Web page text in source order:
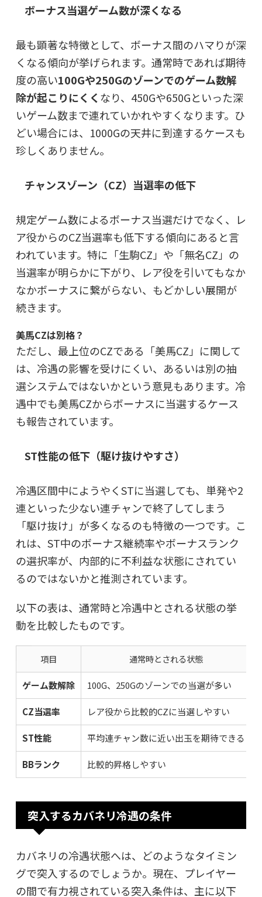
ボーナス当選ゲーム数が深くなる
最も顕著な特徴として、ボーナス間のハマりが深
くなる傾向が挙げられます。通常時であれば期待
度の高い100Gや250Gのゾーンでのゲーム数解
除が起こりにくく なり、450Gや650Gといった深
いゲーム数まで連れていかれやすくなります。ひ
どい場合には、1000Gの天井に到達するケースも
珍しくありません。
チャンスゾーン（CZ）当選率の低下
規定ゲーム数によるボーナス当選だけでなく、レ
ア役からのCZ当選率も低下する傾向にあると言
われています。特に「生駒CZ」や「無名CZ」の
当選率が明らかに下がり、レア役を引いてもなか
なかボーナスに繋がらない、もどかしい展開が
続きます。
美馬CZは別格？
ただし、最上位のCZである「美馬CZ」に関して
は、冷遇の影響を受けにくい、あるいは別の抽
選システムではないかという意見もあります。冷
遇中でも美馬CZからボーナスに当選するケース
も報告されています。
ST性能の低下（駆け抜けやすさ）
冷遇区間中にようやくSTに当選しても、 単発や2
連といった少ない連チャンで終了してしまう
「駆け抜け」が多くなるのも特徴の一つです。こ
れは、ST中のボーナス継続率やボーナスランク
の選択率が、内部的に不利益な状態にされてい
るのではないかと推測されています。
以下の表は、通常時と冷遇中とされる状態の挙
動を比較したものです。
項目 通常時とされる状態
ゲーム数解除 100G、250Gのゾーンでの当選が多い
CZ当選率 レア役から比較的CZに当選しやすい
ST性能 平均連チャン数に近い出玉を期待できる
BBランク 比較的昇格しやすい
突入するカバネリ冷遇の条件
カバネリの冷遇状態へは、どのようなタイミン
グで突入するのでしょうか。現在、プレイヤー
の間で有力視されている突入条件は、主に以下